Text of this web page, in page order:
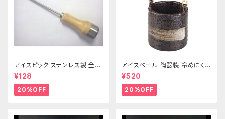
アイスピック ステンレス製 全長
215ｍｍ
¥128
20%OFF
アイスペール 陶器製 冷めにくい
二重構造 860ml
¥520
20%OFF